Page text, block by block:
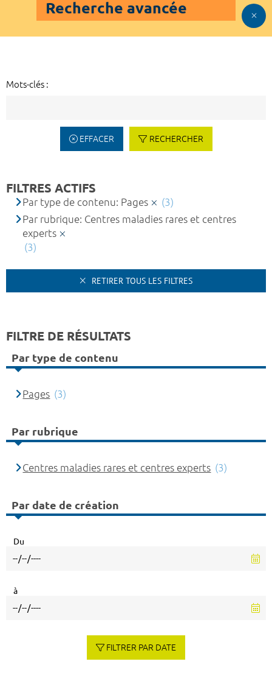
Recherche avancée
Mots-clés :
EFFACER RECHERCHER
FILTRES ACTIFS
Par type de contenu: Pages
(3)
Par rubrique: Centres maladies rares et centres
experts
(3)
RETIRER TOUS LES FILTRES
FILTRE DE RÉSULTATS
Par type de contenu
Pages (3)
Par rubrique
Centres maladies rares et centres experts (3)
Par date de création
Du
à
FILTRER PAR DATE